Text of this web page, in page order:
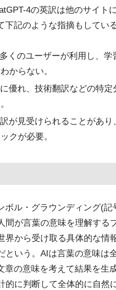
4の英訳は他のサイト
記のような指摘もしている
くのユーザーが利用し、
からない。
優れ、技術翻訳などの特
が見受けられることがあ
クが必要。
ル・グラウンディング(記
間が言葉の意味を理解する
界から受け取る具体的な情
という。AIは言葉の意味は
章の意味を考えて結果を生
的に判断して全体的に自然